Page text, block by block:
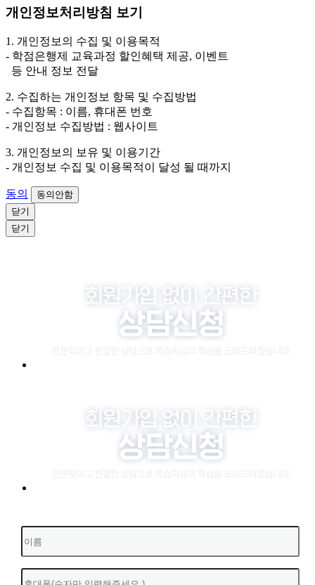
3. 개인정보 보유/이용 기간: 법령상 정하는 경우를 제
외하고는 회원탈퇴 시까지 이용 및 보관합니다. 단, 비회
원이거나 상담 시로부터 3년 이내 탈퇴하는 자의 경우,
소비자 불만 또는 분쟁처리를 위해 3년간 보관합니다.
의 경우에는 상담 신청이 제한됩니다.
개인정보처리방침 보기
1. 개인정보의 수집 및 이용목적
- 학점은행제 교육과정 할인혜택 제공, 이벤트
등 안내 정보 전달
2. 수집하는 개인정보 항목 및 수집방법
- 수집항목 : 이름, 휴대폰 번호
- 개인정보 수집방법 : 웹사이트
3. 개인정보의 보유 및 이용기간
- 개인정보 수집 및 이용목적이 달성 될 때까지
동의
동의안함
닫기
닫기